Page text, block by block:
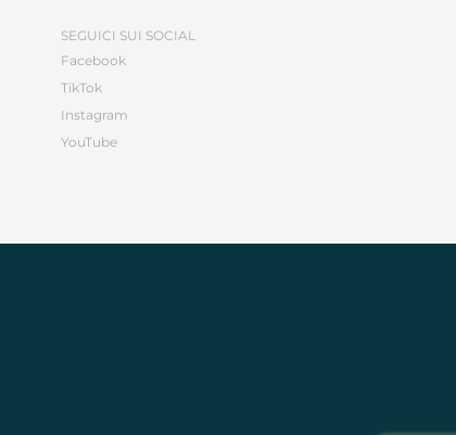
SEGUICI SUI SOCIAL
Facebook
TikTok
Instagram
YouTube